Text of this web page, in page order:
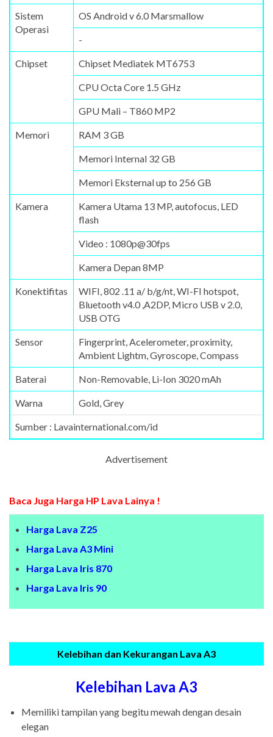
Sistem
Operasi
OS Android v 6.0 Marsmallow
-
Chipset Chipset Mediatek MT6753
CPU Octa Core 1.5 GHz
GPU Mali – T860 MP2
Memori RAM 3 GB
Memori Internal 32 GB
Memori Eksternal up to 256 GB
Kamera
Kamera Utama 13 MP, autofocus, LED
flash
Video : 1080p@30fps
Kamera Depan 8MP
Konektifitas
WIFI, 802 .11 a/ b/g/nt, WI-FI hotspot,
Bluetooth v4.0 ,A2DP, Micro USB v 2.0,
USB OTG
Sensor
Fingerprint, Acelerometer, proximity,
Ambient Lightm, Gyroscope, Compass
Baterai Non-Removable, Li-Ion 3020 mAh
Warna Gold, Grey
Sumber : Lavainternational.com/id
Advertisement
Baca Juga Harga HP Lava Lainya !
Harga Lava Z25
Harga Lava A3 Mini
Harga Lava Iris 870
Harga Lava Iris 90
Kelebihan dan Kekurangan Lava A3
Kelebihan Lava A3
Memiliki tampilan yang begitu mewah dengan desain
elegan